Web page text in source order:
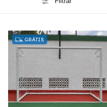
GRÁTIS